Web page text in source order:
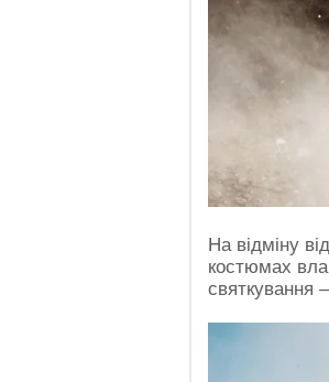
На відміну
костюмах
святкування